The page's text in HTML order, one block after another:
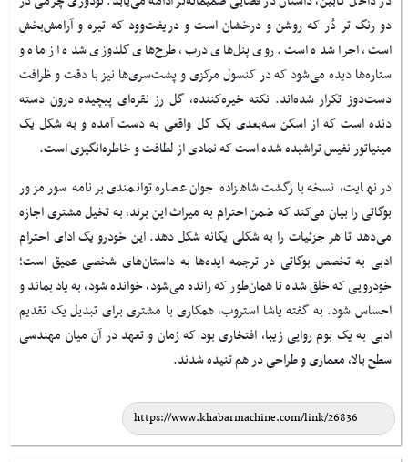
دو رنگ تر دُر که روشن و درخشان است و دریفت‌وود که تیره و آرامش‌بخش
است، اجرا شده است. روی پنل‌های درب، طرح‌های گلدوزی شده از ماه و
ستاره‌ها دیده می‌شود که در کنسول مرکزی و پشت‌سری‌ها نیز با دقت و ظرافت
دست‌دوز تکرار شده‌اند. نکته خیره‌کننده، گل رز نقره‌ای پیچیده درون دسته
دنده است که از اسکن سه‌بعدی یک گل واقعی به دست آمده و به شکل یک
مینیاتور نفیس تراشیده شده است که نمادی از لطافت و خاطره‌انگیزی است.
در نهایت، نسخه بازگشت شاهزاده جوان عصاره توانمندی برنامه سور مزور
بوگاتی را بیان می‌کند که ضمن احترام به میراث این برند، به تخیل مشتری اجازه
می‌دهد تا هر جزئیات را به شکلی یگانه شکل دهد. این خودرو یک ادای احترام
ادبی به تخصص بوگاتی در ترجمه ایده‌ها به داستان‌های شخصی عمیق است؛
خودرویی که خلق شده تا همان‌طور که رانده می‌شود، خوانده شود، به یاد بماند و
احساس شود. به گفته یاشا استروب، همکاری با مشتری برای تبدیل یک تقدیم
ادبی به یک بوم روایی زیبا، افتخاری بود که زمان و تعهد در آن میان مهندسی
سطح بالا، معماری و طراحی در هم تنیده شدند.